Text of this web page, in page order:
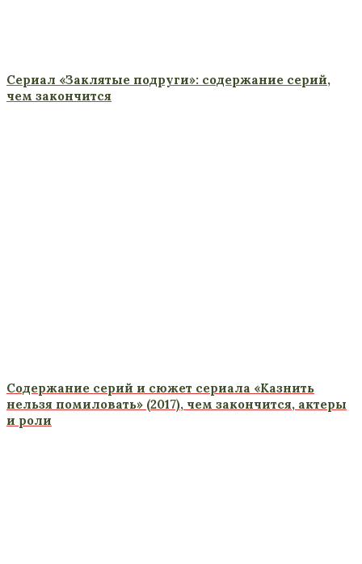
Сериал «Заклятые подруги»: содержание серий,
чем закончится
Содержание серий и сюжет сериала «Казнить
нельзя помиловать» (2017), чем закончится, актеры
и роли